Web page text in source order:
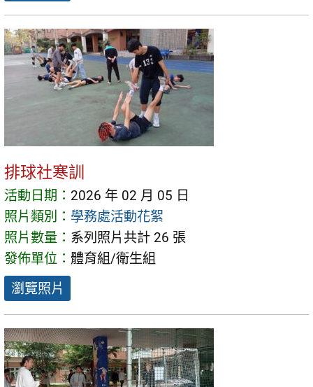
排球社寒訓
活動日期： 2026 年 02 月 05 日
照片類別： 學務處活動花絮
照片數量： 系列照片共計 26 張
發佈單位： 體育組/衛生組
瀏覽照片